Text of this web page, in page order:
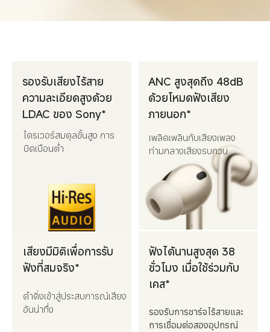
รองรับเสียงไร้สาย
ความละเอียดสูงด้วย
LDAC ของ Sony*
ไดรเวอร์สมดุลขั้นสูง การ
บิดเบือนต่ำ
ANC สูงสุดถึง 48dB
ด้วยโหมดฟังเสียง
ภายนอก*
เพลิดเพลินกับเสียงเพลง
ท่ามกลางเสียงรบกวน
เสียงมีมิติเพื่อการรับ
ฟังที่สมจริง*
ดำดิ่งเข้าสู่ประสบการณ์เสียง
อันน่าทึ่ง
ฟังได้นานสูงสุด 38
ชั่วโมง เมื่อใช้ร่วมกับ
เคส*
รองรับการชาร์จไร้สายและ
การเชื่อมต่อสองอุปกรณ์